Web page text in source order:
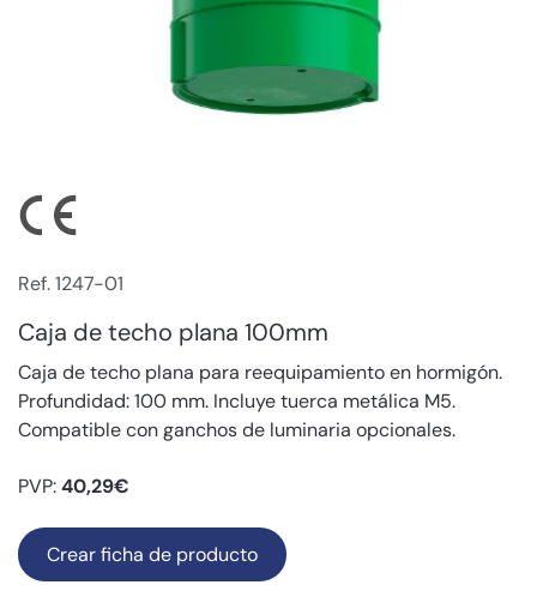
Ref. 1247-01
Caja de techo plana 100mm
Caja de techo plana para reequipamiento en hormigón.
Profundidad: 100 mm. Incluye tuerca metálica M5.
Compatible con ganchos de luminaria opcionales.
PVP:40,29€
Crear ficha de producto